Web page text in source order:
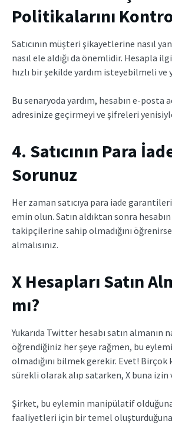
Politikalarını
Satıcının müşteri şikayetlerine nasıl
nasıl ele aldığı da önemlidir. Hesapla
hızlı bir şekilde yardım isteyebilmeli
Bu senaryoda yardım, hesabın e-posta
adresinize geçirmeyi ve şifreleri
4. Satıcının Para
Sorunuz
Her zaman satıcıya para iade
emin olun. Satın aldıktan sonra
takipçilerine sahip olmadığını
almalısınız.
X Hesapları Satın
mı?
Yukarıda Twitter hesabı satın almanın
öğrendiğiniz her şeye rağmen, bu
olmadığını bilmek gerekir. Evet! Birçok
sürekli olarak alıp satarken, X buna izin
Şirket, bu eylemin manipülatif olduğuna
faaliyetleri için bir temel oluşturduğuna